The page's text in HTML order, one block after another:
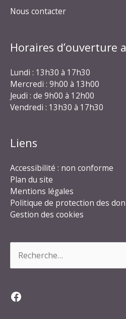
Nous contacter
Horaires d’ouverture
Lundi : 13h30 à 17h30
Mercredi : 9h00 à 13h00
Jeudi : de 9h00 à 12h00
Vendredi : 13h30 à 17h30
Liens
Accessibilité : non conforme
Plan du site
Mentions légales
Politique de protection des
Gestion des cookies
Facebook